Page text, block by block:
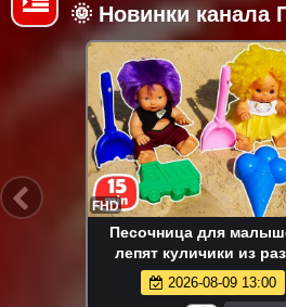
🌞 Новинки канала
FHD
Песочница для
лепят куличики из
формочек —
детей
2026-08-09 13:00